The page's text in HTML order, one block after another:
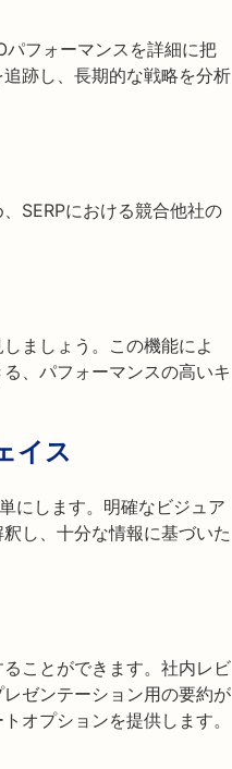
フォーマンスを詳細に把
跡し、長期的な戦略を分析
SERPにおける競合他社の
ましょう。この機能によ
、パフォーマンスの高いキ
イス
にします。明確なビジュア
し、十分な情報に基づいた
ことができます。社内レビ
ゼンテーション用の要約が
オプションを提供します。